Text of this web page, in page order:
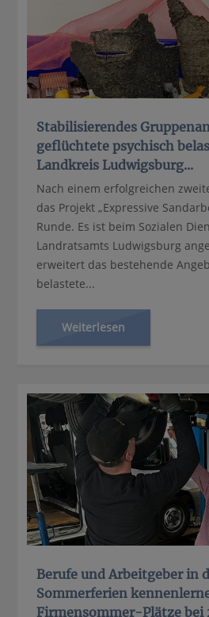
Stabilisierendes
geflüchtete psychisch
Landkreis Ludwigsburg...
Nach einem erfolgreichen
das Projekt „Expressive
Runde. Es ist beim Sozialen
Landratsamts Ludwigsburg
erweitert das bestehende
belastete...
Weiterlesen
Berufe und Arbeitgeber in
Sommerferien
Firmensommer-Plätze bei